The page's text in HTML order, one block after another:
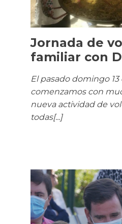
Jornada de
familiar con
El pasado domingo
comenzamos con
nueva actividad de
todas[...]